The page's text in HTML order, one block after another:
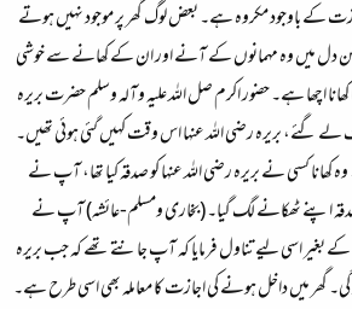
کے باوجود مکروہ ہے۔ بعض لوگ گھر پر موجود نہیں ہوتے
دل میں وہ مہمانوں کے آنے اور ان کے کھانے سے خوشی
اچھا ہے۔ حضور اکرم صل اللہ علیہ وآلہ وسلم حضرت بریرہ
گئے، بریرہ رضی اللہ عنہا اس وقت کہیں گئی ہوئی تھیں۔
کھانا کسی نے بریرہ رضی اللہ عنہا کو صدقہ کیا تھا، آپ نے
اپنے ٹھکانے لگ گیا۔(بخاری ومسلم-عائشہ) آپ نے
بغیر اسی لیے تناول فرمایا کہ آپ جانتے تھے کہ جب بریرہ
گی۔ گھر میں داخل ہونے کی اجازت کا معاملہ بھی اسی طرح ہے۔